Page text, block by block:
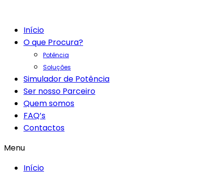
Início
O que Procura?
Potência
Soluções
Simulador de Potência
Ser nosso Parceiro
Quem somos
FAQ’s
Contactos
Menu
Início